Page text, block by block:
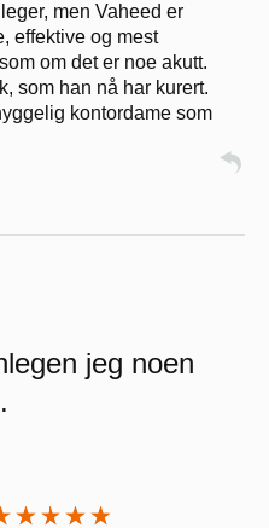
men Vaheed er
effektive og mest
om det er noe akutt.
som han nå har kurert.
kontordame som
jeg noen